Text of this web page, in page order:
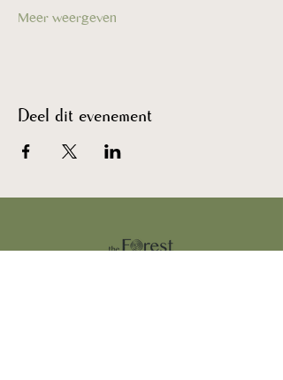
Meer weergeven
Deel dit evenement